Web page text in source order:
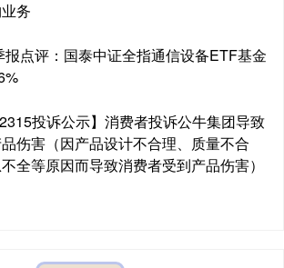
务
报点评：国泰中证全指通信设备ETF基金
投诉公示】消费者投诉公牛集团导致
伤害（因产品设计不合理、质量不合
全等原因而导致消费者受到产品伤害）